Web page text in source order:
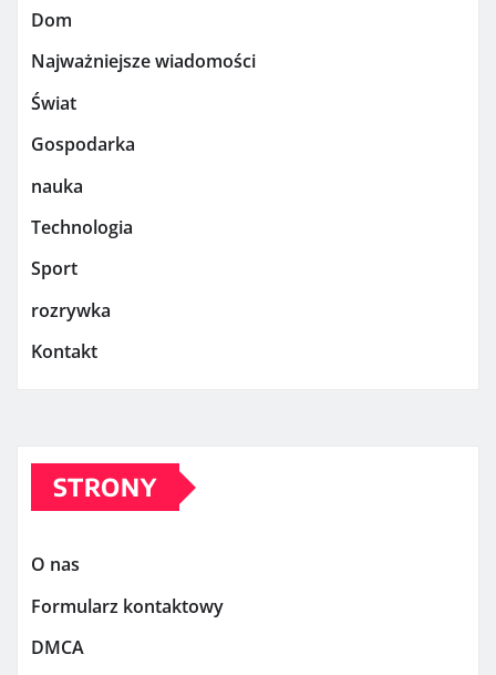
Dom
Najważniejsze wiadomości
Świat
Gospodarka
nauka
Technologia
Sport
rozrywka
Kontakt
STRONY
O nas
Formularz kontaktowy
DMCA